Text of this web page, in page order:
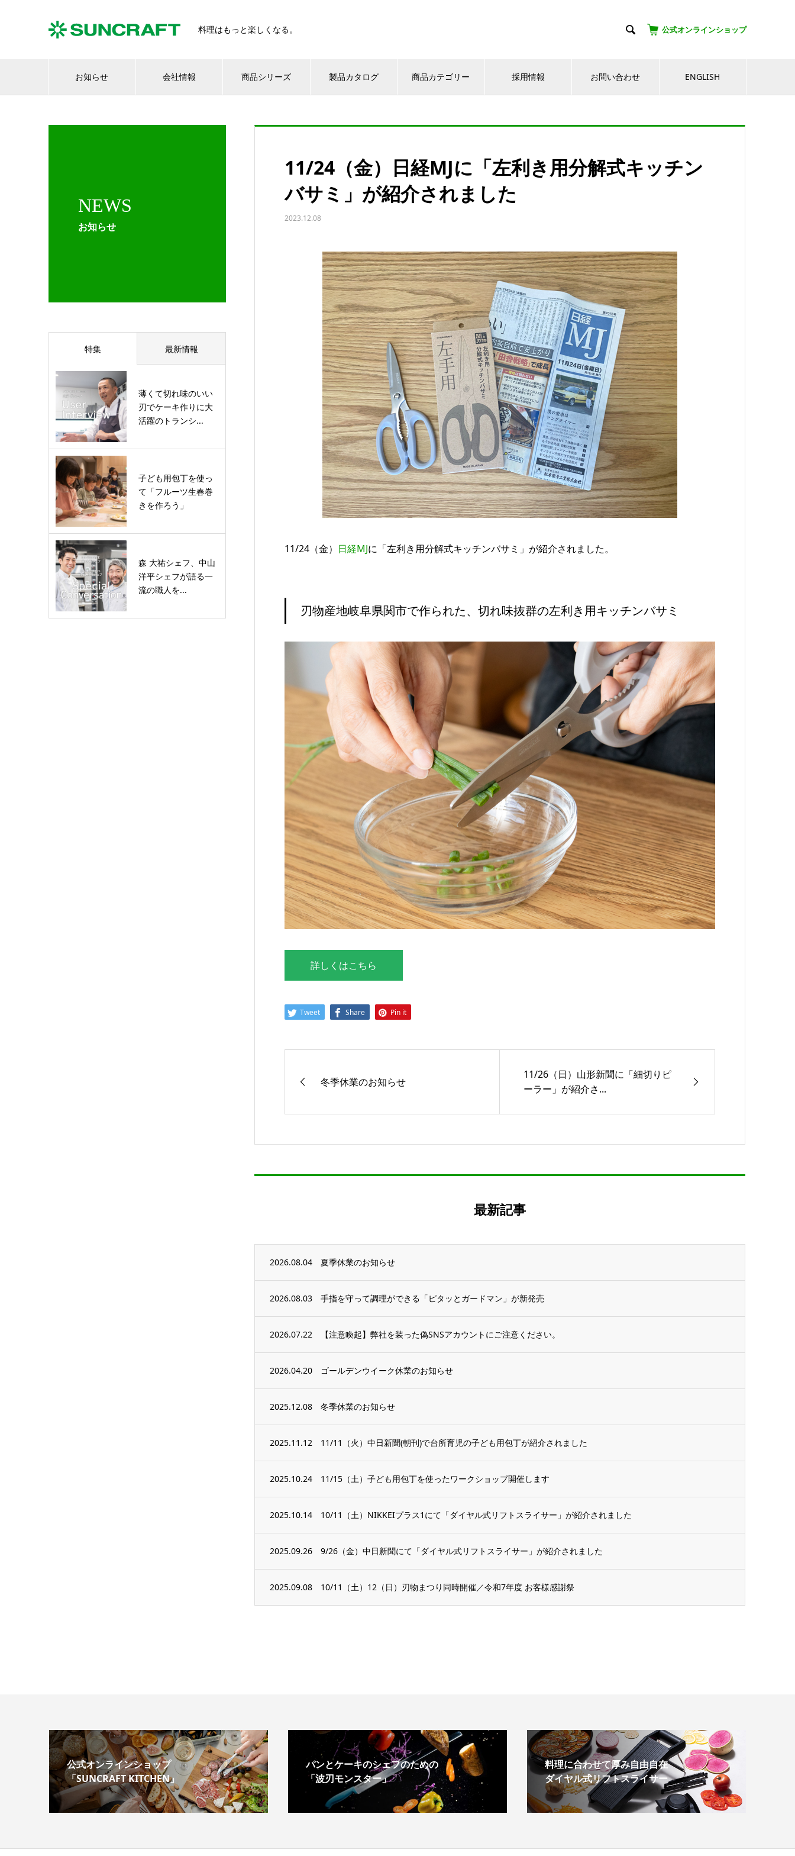
料理はもっと楽しくなる。  公式オンラインショップ
お知らせ 会社情報 商品シリーズ 製品カタログ 商品カテゴリー 採用情報 お問い合わせ ENGLISH
NEWS
お知らせ
11/24（金）日経MJに「左利き用分解式キッチン
バサミ」が紹介されました
2023.12.08
11/24（金） 日経MJに「左利き用分解式キッチンバサミ」が紹介されました。
刃物産地岐阜県関市で作られた、切れ味抜群の左利き用キッチンバサミ
詳しくはこちら
Tweet Share Pin it
冬季休業のお知らせ
11/26（日）山形新聞に「細切りピ
ーラー」が紹介さ...
最新記事
2026.08.04 夏季休業のお知らせ
2026.08.03 手指を守って調理ができる「ピタッとガードマン」が新発売
2026.07.22 【注意喚起】弊社を装った偽SNSアカウントにご注意ください。
2026.04.20 ゴールデンウイーク休業のお知らせ
2025.12.08 冬季休業のお知らせ
2025.11.12 11/11（火）中日新聞(朝刊)で台所育児の子ども用包丁が紹介されました
2025.10.24 11/15（土）子ども用包丁を使ったワークショップ開催します
2025.10.14 10/11（土）NIKKEIプラス1にて「ダイヤル式リフトスライサー」が紹介されました
2025.09.26 9/26（金）中日新聞にて「ダイヤル式リフトスライサー」が紹介されました
2025.09.08 10/11（土）12（日）刃物まつり同時開催／令和7年度 お客様感謝祭
特集 最新情報
薄くて切れ味のいい
刃でケーキ作りに大
活躍のトランシ...
子ども用包丁を使っ
て「フルーツ生春巻
きを作ろう」
森 大祐シェフ、中山
洋平シェフが語る一
流の職人を...
公式オンラインショップ
「SUNCRAFT KITCHEN」
パンとケーキのシェフのための
「波刃モンスター」
料理に合わせて厚み自由自在
ダイヤル式リフトスライサー